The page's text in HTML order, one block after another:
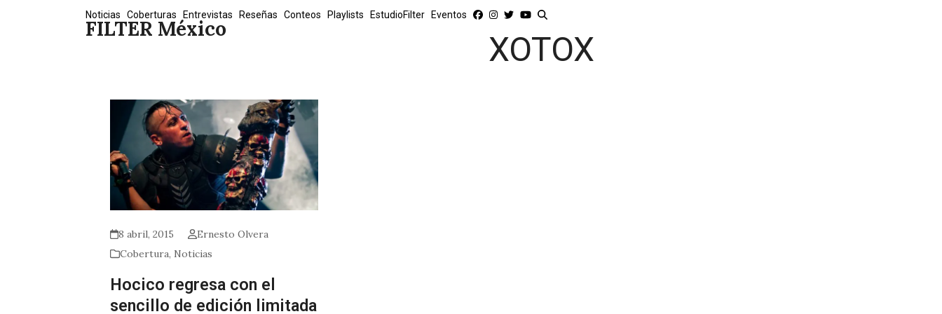
FILTER México
Noticias Coberturas Entrevistas Reseñas Conteos Playlists EstudioFilter Eventos
XOTOX
8 abril, 2015
Ernesto Olvera
Cobertura, Noticias
Hocico regresa con el
sencillo de edición limitada